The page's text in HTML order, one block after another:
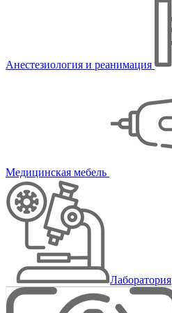
Анестезиология и реанимация
Медицинская мебель
Лаборатория